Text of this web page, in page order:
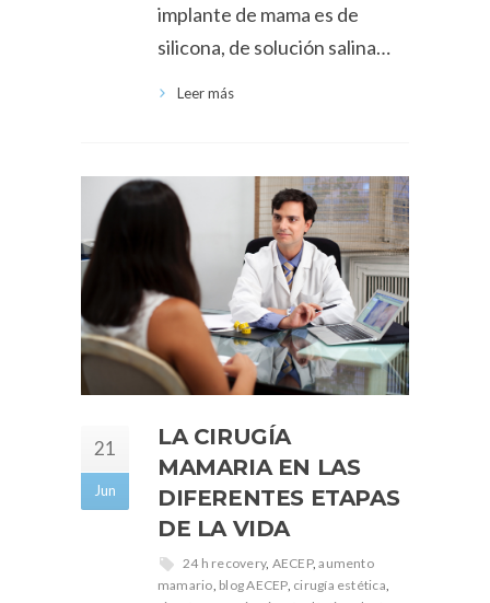
implante de mama es de
silicona, de solución salina…
Leer más
21
Jun
LA CIRUGÍA
MAMARIA EN LAS
DIFERENTES ETAPAS
DE LA VIDA
24 h recovery, AECEP,aumento
mamario blog AECEP, cirugía estética